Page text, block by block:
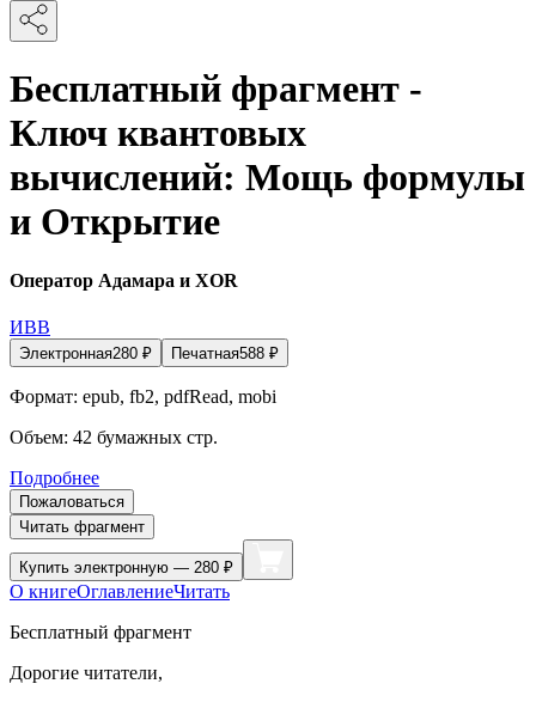
Бесплатный фрагмент -
Ключ квантовых
вычислений: Мощь формулы
и Открытие
Оператор Адамара и XOR
ИВВ
Электронная280 ₽ Печатная588 ₽
Формат: epub, fb2, pdfRead, mobi
Объем: 42 бумажных стр.
Подробнее
Пожаловаться
Читать фрагмент
Купить электронную — 280 ₽
О книгеОглавлениеЧитать
Бесплатный фрагмент
Дорогие читатели,